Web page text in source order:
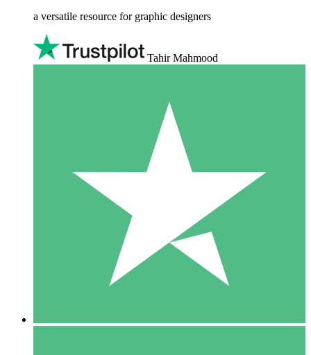
a versatile resource for graphic designers
Tahir Mahmood